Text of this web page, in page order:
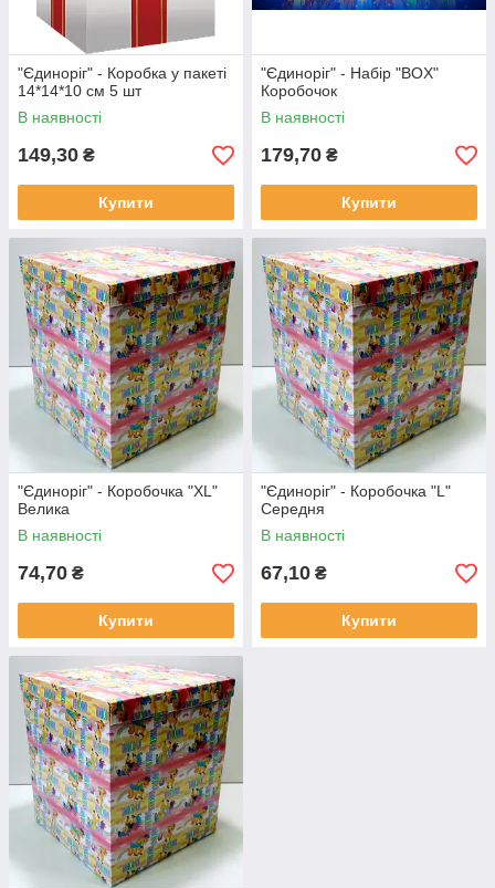
"Єдиноріг" - Коробка у пакеті
14*14*10 см 5 шт
В наявності
149,30 ₴
Купити
"Єдиноріг" - Набір "BOX"
Коробочок
В наявності
179,70 ₴
Купити
"Єдиноріг" - Коробочка "XL"
Велика
В наявності
74,70 ₴
Купити
"Єдиноріг" - Коробочка "L"
Середня
В наявності
67,10 ₴
Купити